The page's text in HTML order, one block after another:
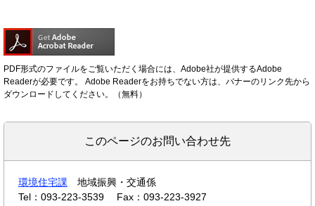
PDF形式のファイルをご覧いただく場合には、Adobe社が提供するAdobe
Readerが必要です。
Adobe Readerをお持ちでない方は、バナーのリンク先から
ダウンロードしてください。（無料）
このページのお問い合わせ先
環境住宅課
地域振興・交通係
Tel：093-223-3539
Fax：093-223-3927